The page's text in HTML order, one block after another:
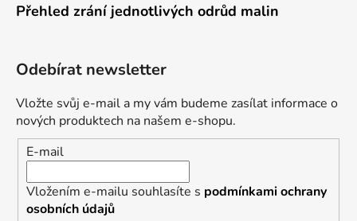
Přehled zrání jednotlivých odrůd malin
Odebírat newsletter
Vložte svůj e-mail a my vám budeme zasílat informace o
nových produktech na našem e-shopu.
E-mail
Vložením e-mailu souhlasíte s podmínkami ochrany
osobních údajů